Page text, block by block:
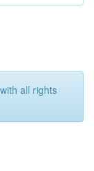
all rights